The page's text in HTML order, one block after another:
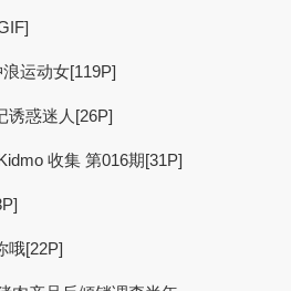
运动女[119P]
诱惑迷人[26P]
收集 第016期[31P]
哦[22P]